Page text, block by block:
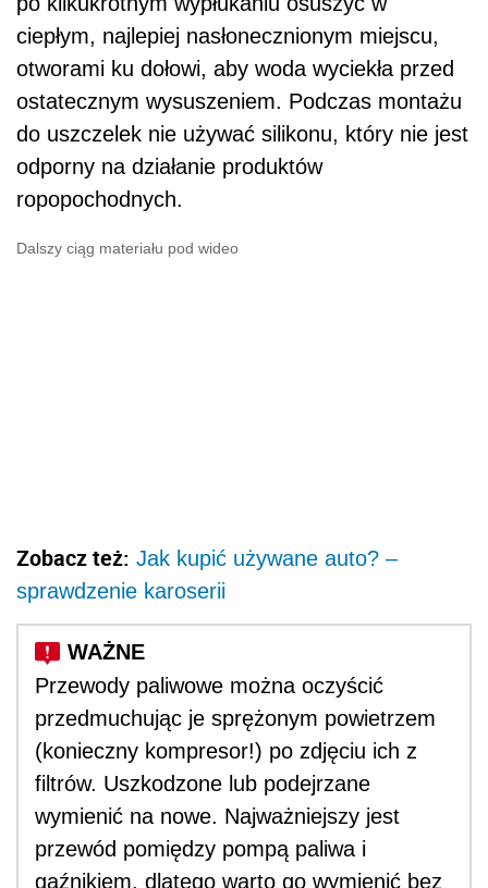
ciepłym, najlepiej nasłonecznionym miejscu,
otworami ku dołowi, aby woda wyciekła przed
ostatecznym wysuszeniem. Podczas montażu
do uszczelek nie używać silikonu, który nie jest
odporny na działanie produktów
ropopochodnych.
Dalszy ciąg materiału pod wideo
Zobacz też: Jak kupić używane auto? –
sprawdzenie karoserii
Przewody paliwowe można oczyścić
przedmuchując je sprężonym powietrzem
(konieczny kompresor!) po zdjęciu ich z
filtrów. Uszkodzone lub podejrzane
wymienić na nowe. Najważniejszy jest
przewód pomiędzy pompą paliwa i
gaźnikiem, dlatego warto go wymienić bez